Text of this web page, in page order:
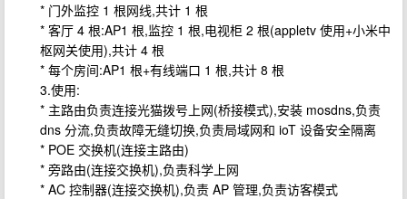
* 门外监控 1 根网线,共计 1 根
* 客厅 4 根:AP1 根,监控 1 根,电视柜 2 根(appletv 使用+小米中
枢网关使用),共计 4 根
* 每个房间:AP1 根+有线端口 1 根,共计 8 根
3.使用:
* 主路由负责连接光猫拨号上网(桥接模式),安装 mosdns,负责
dns 分流,负责故障无缝切换,负责局域网和 ioT 设备安全隔离
* POE 交换机(连接主路由)
* 旁路由(连接交换机),负责科学上网
* AC 控制器(连接交换机),负责 AP 管理,负责访客模式